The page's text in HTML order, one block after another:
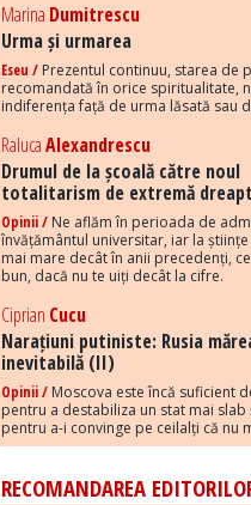
Marina Dumitrescu
Urma și urmarea
Eseu / Prezentul continuu, starea de
recomandată în orice spiritualitate,
indiferența față de urma lăsată sau
RalucaAlexandrescu
Drumul de la școală către noul
totalitarism de extremă
Opinii / Ne aflăm în perioada de
învățământul universitar, iar la
mai mare decât în anii precedenți,
bun, dacă nu te uiți decât la cifre.
Ciprian Cucu
Narațiuni putiniste: Rusia
inevitabilă (II)
Opinii / Moscova este încă suficient
pentru a destabiliza un stat mai
pentru a-i convinge pe ceilalți că nu
RECOMANDAREA